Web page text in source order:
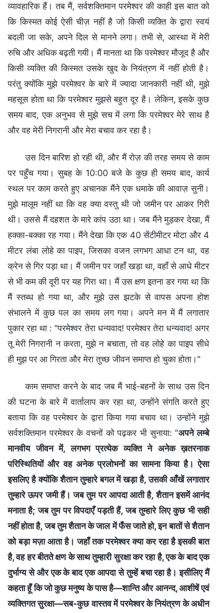
व्यावहारिक हैं। तब मैं, सर्वशक्तिमान परमेश्वर की काही इस बात को
कि किस्मत कोई ऐसी चीज़ नहीं है जो किसी व्यक्ति के द्वारा स्वयं
बदली जा सके, अपने दिल से मानने लगा। तभी से, आस्था में मेरी
रुचि और अधिक बढ़ती गयी। मैं मानता था कि परमेश्वर मौजूद है और
किसी व्यक्ति की किस्मत उसके खुद के नियंत्रण में नहीं होती है।
परंतु क्योंकि मुझे परमेश्वर के बारे में ज्यादा जानकारी नहीं थी, मुझे
महसूस होता था कि परमेश्वर मुझसे बहुत दूर है। लेकिन, इसके कुछ
समय बाद, एक अनुभव से मुझे सच में लगा कि परमेश्वर मेरे साथ है
और वह मेरी निगरानी और मेरा बचाव कर रहा है।
उस दिन बारिश हो रही थी, और मैं रोज़ की तरह समय से काम
पर पहुँच गया। सुबह के 10:00 बजे के कुछ ही समय बाद, कार्य
स्थल पर काम करते हुए अचानक मैंने एक धमाके की आवाज़ सुनी।
मुझे मालूम नहीं था कि वह क्या वस्तु थी जो जमीन पर आकर गिरी
थी। उससे मैं दहशत के मारे कांप उठा था। जब मैंने मुड़कर देखा, मैं
हक्का-बक्का रह गया। मैंने देखा कि एक 40 सेंटीमीटर मोटा और 4
मीटर लंबा लोहे का पाइप, जिसका वजन लगभग आधा टन था, वह
क्रेन से गिर पड़ा था। मैं जमीन पर जहाँ खड़ा था, वहाँ से आधे मीटर
से भी कम की दूरी पर यह गिरा था। मैं उस क्षण इतना डर गया था कि
मैं स्तब्ध हो गया था, और मुझे उस झटके से वापस अपना होश
संभालने में कुछ पल का समय लग गया। अपने मन में मैं लगातार
पुकार रहा था : "परमेश्वर तेरा धन्यवाद! परमेश्वर तेरा धन्यवाद! अगर
तू मेरी निगरानी न करता, मुझे न बचाता, तो वह लोहे का पाइप सीधे
ही मुझ पर आ गिरता और मेरा तुच्छ जीवन समाप्त हो चुका होता।"
काम समाप्त करने के बाद जब मैं भाई-बहनों के साथ उस दिन
की घटना के बारे में वार्तालाप कर रहा था, उन्होंने संगति करते हुए
बताया कि वह परमेश्वर के द्वारा किया गया बचाव था। उन्होंने मुझे
सर्वशक्तिमान परमेश्वर के वचनों को पढ़कर भी सुनाया: "अपने लम्बे
मानवीय जीवन में, लगभग प्रत्येक व्यक्ति ने अनेक ख़तरनाक
परिस्थितियों और वह अनेक प्रलोभनों का सामना किया है। ऐसा
इसलिए है क्योंकि शैतान तुम्हारे बगल में खड़ा है, उसकी आँखें लगातार
तुम्हारे ऊपर जमी हैं। जब तुम पर आपदा आती है, शैतान इसमें आनंद
मनाता है; जब तुम पर विपदाएँ पड़ती हैं, जब तुम्हारे लिए कुछ भी सही
नहीं होता है, जब तुम शैतान के जाल में फँस जाते हो, इन बातों से शैतान
को बड़ा मज़ा आता है। जहाँ तक परमेश्वर क्या कर रहा है इसकी बात
है, वह हर बीतते क्षण के साथ तुम्हारी सुरक्षा कर रहा है, एक के बाद एक
दुर्भाग्य से और एक के बाद एक आपदा से तुम्हें बचा रहा है। इसीलिए मैं
कहता हूँ कि जो कुछ मनुष्य के पास है—शान्ति और आनन्द, आशीषें एवं
व्यक्तिगत सुरक्षा—सब-कुछ वास्तव में परमेश्वर के नियंत्रण के अधीन